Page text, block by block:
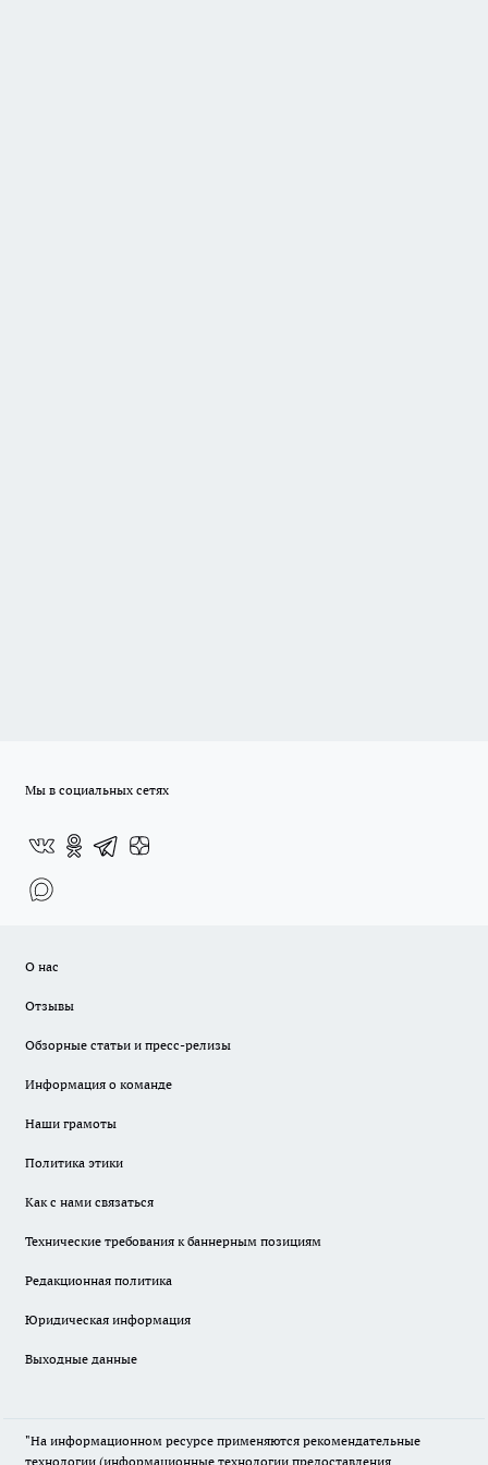
Мы в социальных сетях
О нас
Отзывы
Обзорные статьи и пресс-релизы
Информация о команде
Наши грамоты
Политика этики
Как с нами связаться
Технические требования к баннерным позициям
Редакционная политика
Юридическая информация
Выходные данные
"На информационном ресурсе применяются рекомендательные
технологии (информационные технологии предоставления